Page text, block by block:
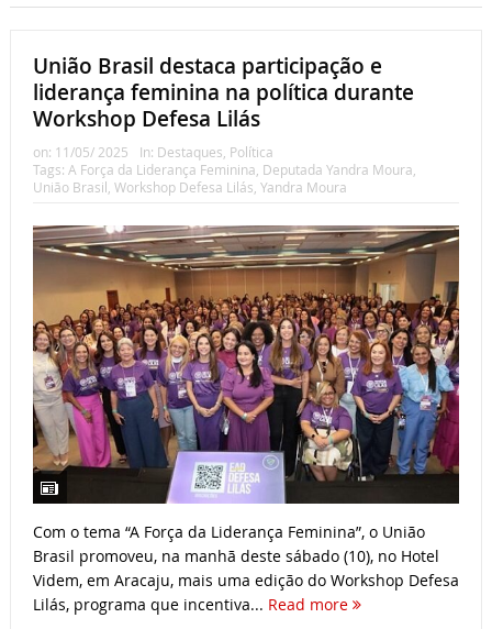
União Brasil destaca participação e
liderança feminina na política durante
Workshop Defesa Lilás
on: 11/05/ 2025 In: Destaques, Política
Tags: A Força da Liderança Feminina, Deputada Yandra Moura,
União Brasil, Workshop Defesa Lilás, Yandra Moura
Com o tema “A Força da Liderança Feminina”, o União
Brasil promoveu, na manhã deste sábado (10), no Hotel
Videm, em Aracaju, mais uma edição do Workshop Defesa
Lilás, programa que incentiva... Read more